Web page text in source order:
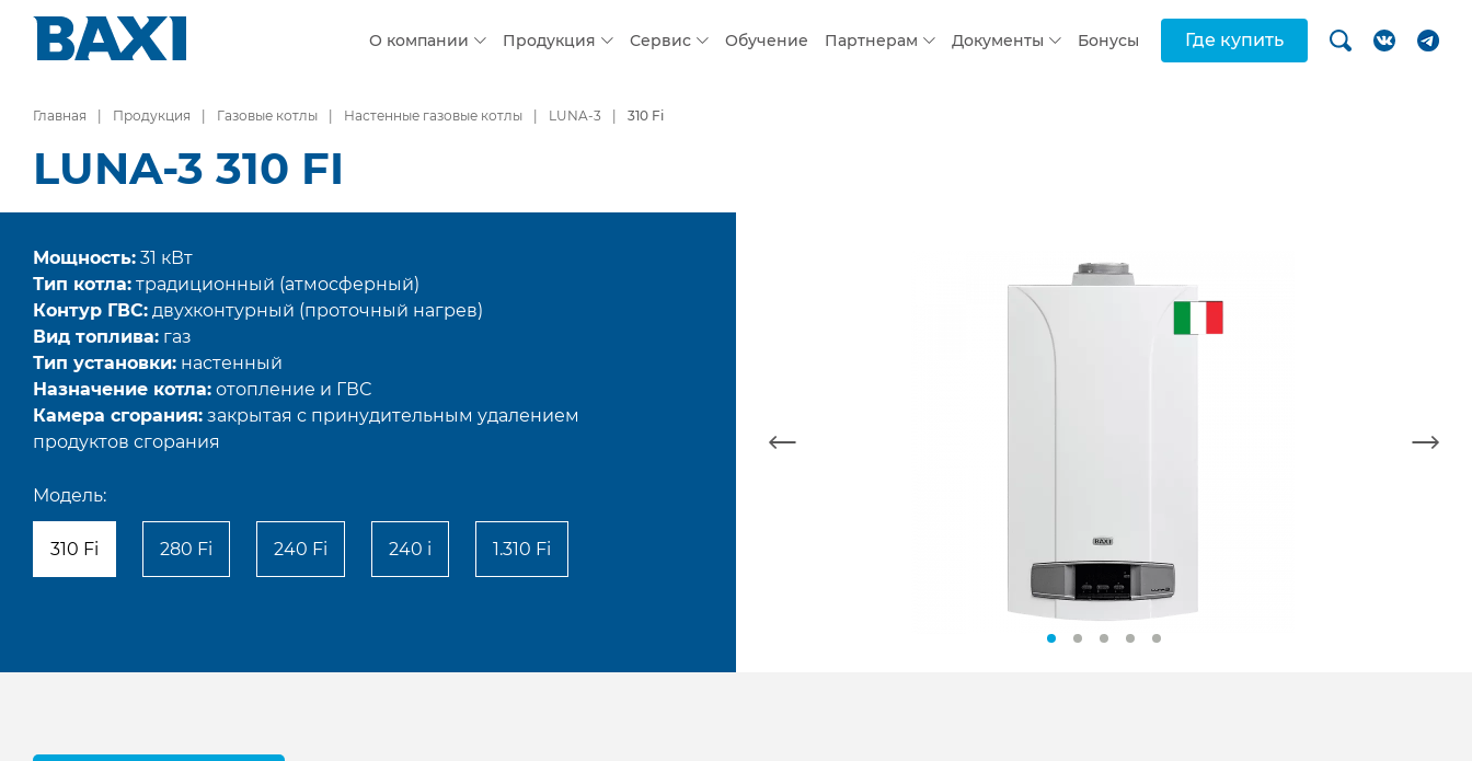
О компании Продукция Сервис Обучение Партнерам Документы Бонусы Где купить
Главная Продукция Газовые котлы Настенные газовые котлы LUNA-3 310 Fi
LUNA-3 310 FI
Мощность: 31 кВт
Тип котла: традиционный (атмосферный)
Контур ГВС: двухконтурный (проточный нагрев)
Вид топлива: газ
Тип установки: настенный
Назначение котла: отопление и ГВС
Камера сгорания: закрытая с принудительным удалением
продуктов сгорания
Модель:
310 Fi 280 Fi 240 Fi 240 i 1.310 Fi